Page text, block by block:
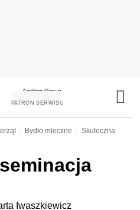
PATRON SERWISU
Bydło mleczne
Skuteczna
Iwaszkiewicz